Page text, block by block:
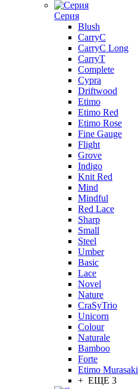
Серия
Blush
CarryC
CarryC Long
CarryT
Complete
Cypra
Driftwood
Etimo
Etimo Red
Etimo Rose
Fine Gauge
Flight
Grove
Indigo
Knit Red
Mind
Mindful
Red Lace
Sharp
Small
Steel
Umber
Basic
Lace
Novel
Nature
CraSyTrio
Unicorn
Colour
Naturale
Bamboo
Forte
Etimo Murasaki
+ ЕЩЕ 3